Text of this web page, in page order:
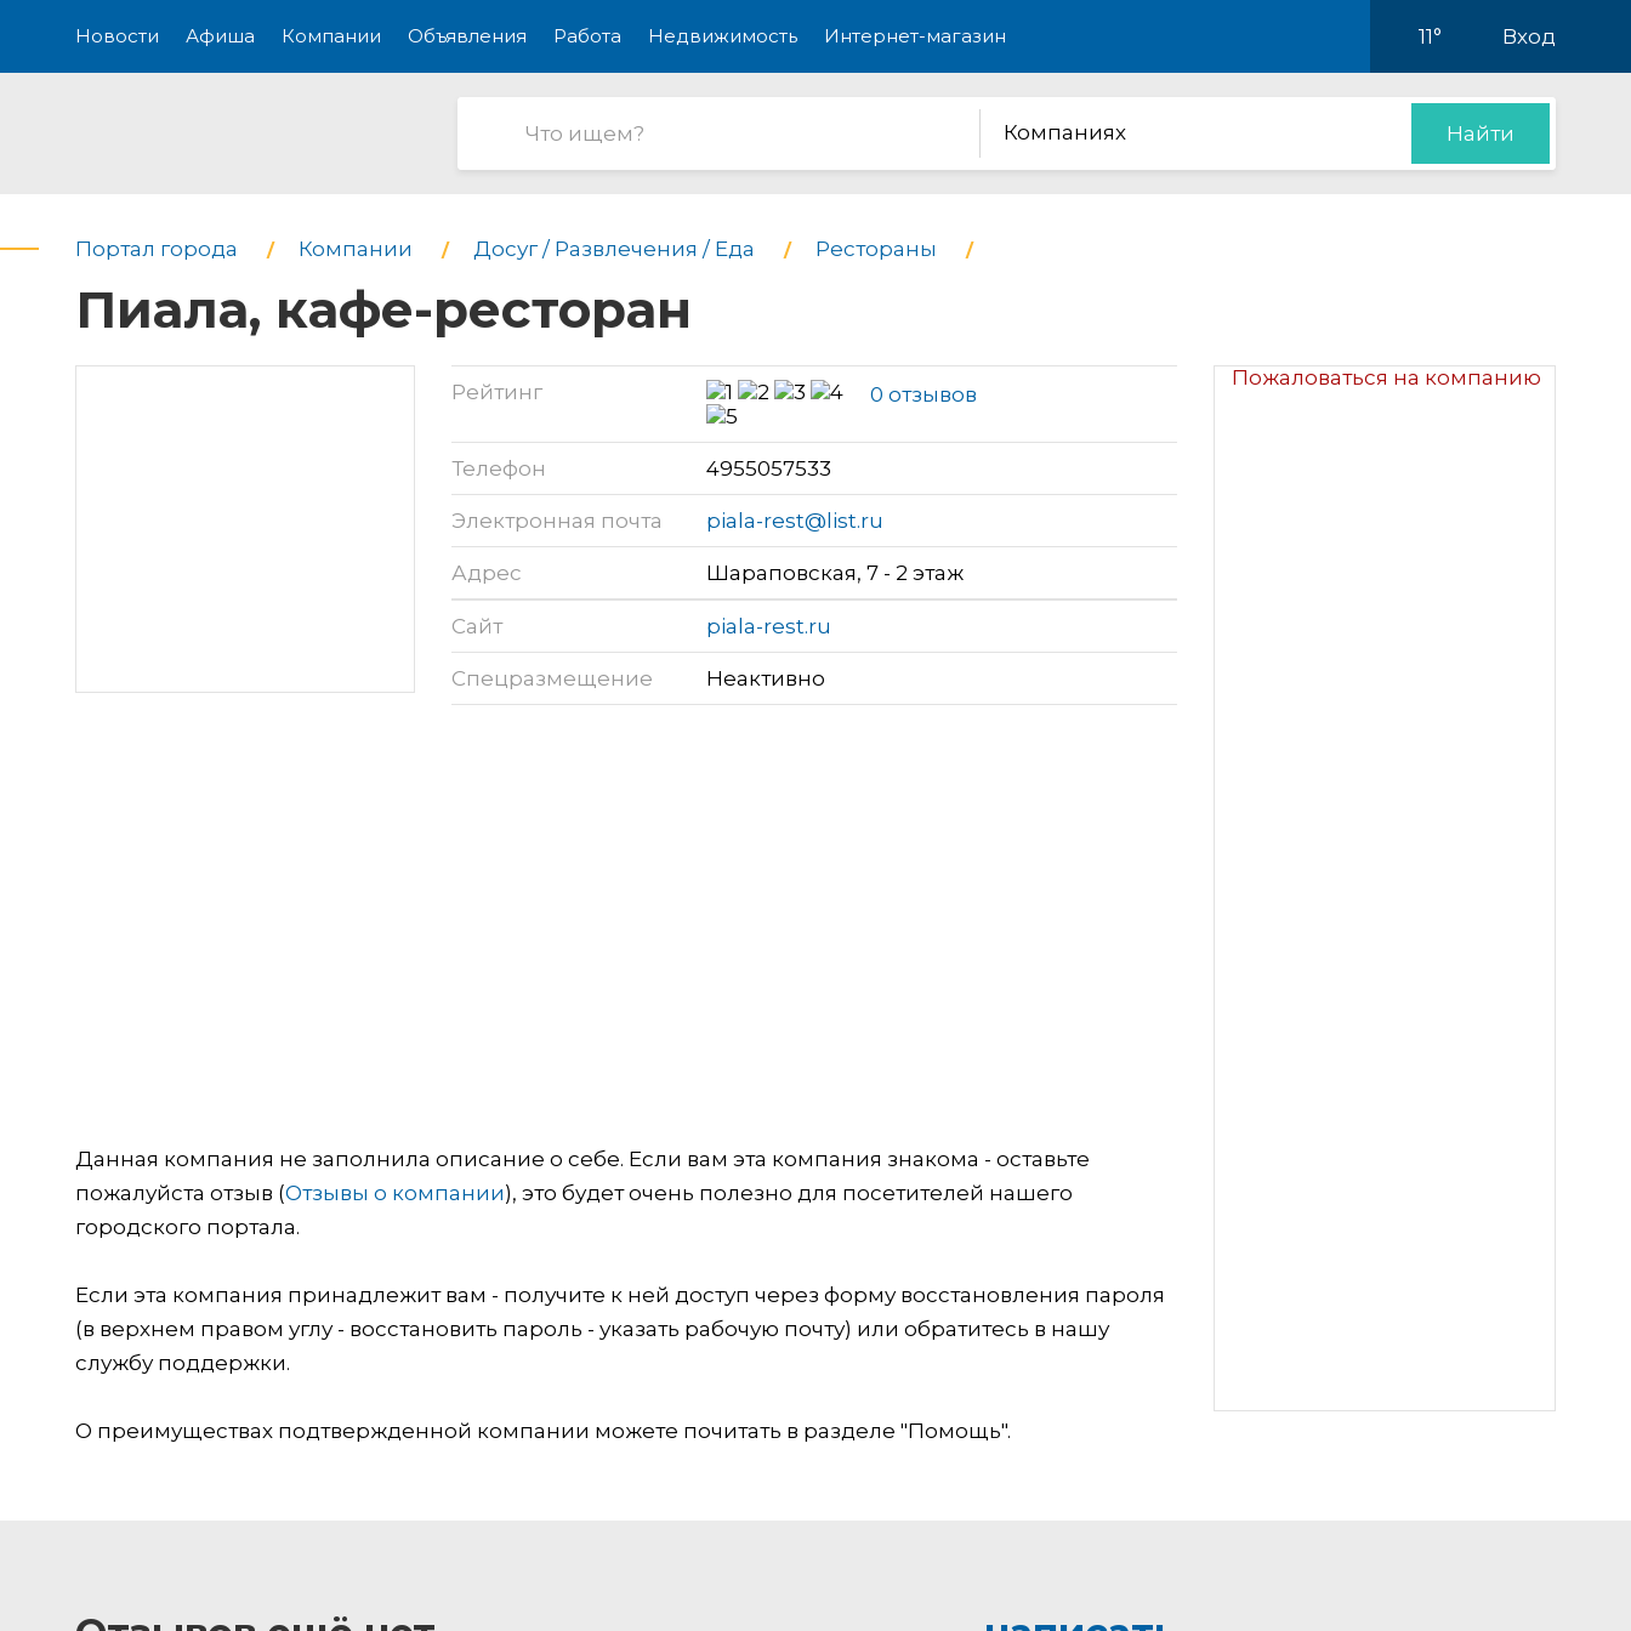
Новости Афиша Компании Объявления Работа Недвижимость Интернет-магазин 11° Вход
Компаниях Найти
Портал города Компании Досуг / Развлечения / Еда Рестораны
Пиала, кафе-ресторан
Пожаловаться на компанию
Рейтинг 0 отзывов
Телефон 4955057533
Электронная почта piala-rest@list.ru
Адрес Шараповская, 7 - 2 этаж
Сайт piala-rest.ru
Спецразмещение Неактивно
Данная компания не заполнила описание о себе. Если вам эта компания знакома - оставьте
пожалуйста отзыв (Отзывы о компании), это будет очень полезно для посетителей нашего
городского портала.
Если эта компания принадлежит вам - получите к ней доступ через форму восстановления пароля
(в верхнем правом углу - восстановить пароль - указать рабочую почту) или обратитесь в нашу
службу поддержки.
О преимуществах подтвержденной компании можете почитать в разделе "Помощь".